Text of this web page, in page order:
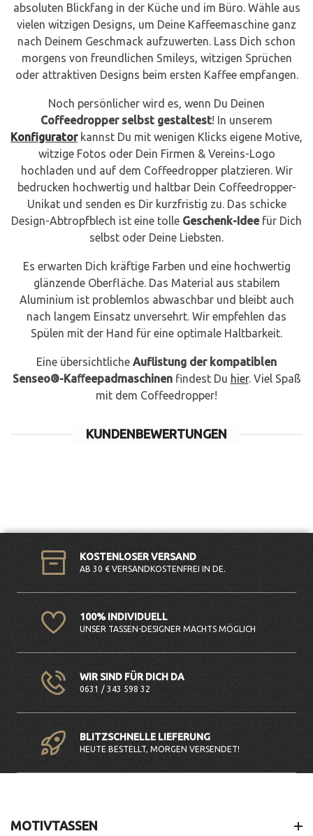
absoluten Blickfang in der Küche und im Büro. Wähle aus
vielen witzigen Designs, um Deine Kaffeemaschine ganz
nach Deinem Geschmack aufzuwerten. Lass Dich schon
morgens von freundlichen Smileys, witzigen Sprüchen
oder attraktiven Designs beim ersten Kaffee empfangen.
Noch persönlicher wird es, wenn Du Deinen
Coffeedropper selbst gestaltest! In unserem
Konfiguratorkannst Du mit wenigen Klicks eigene Motive,
witzige Fotos oder Dein Firmen & Vereins-Logo
hochladen und auf dem Coffeedropper platzieren. Wir
bedrucken hochwertig und haltbar Dein Coffeedropper-
Unikat und senden es Dir kurzfristig zu. Das schicke
Design-Abtropfblech ist eine tolle Geschenk-Ideefür Dich
selbst oder Deine Liebsten.
Es erwarten Dich kräftige Farben und eine hochwertig
glänzende Oberfläche. Das Material aus stabilem
Aluminium ist problemlos abwaschbar und bleibt auch
nach langem Einsatz unversehrt. Wir empfehlen das
Spülen mit der Hand für eine optimale Haltbarkeit.
Eine übersichtliche Auflistung der kompatiblen
Senseo®-Kaﬀeepadmaschinenfindest Du hier. Viel Spaß
mit dem Coffeedropper!
KUNDENBEWERTUNGEN
KOSTENLOSER VERSAND
AB 30 € VERSANDKOSTENFREI IN DE.
100% INDIVIDUELL
UNSER TASSEN-DESIGNER MACHTS MÖGLICH
WIR SIND FÜR DICH DA
0631 / 343 598 32
BLITZSCHNELLE LIEFERUNG
HEUTE BESTELLT, MORGEN VERSENDET!
MOTIVTASSEN